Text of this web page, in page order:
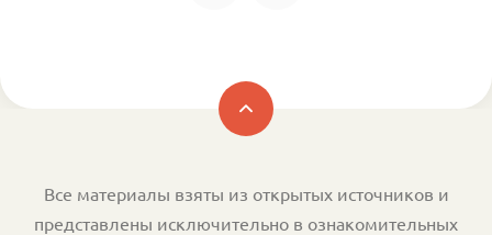
Все материалы взяты из открытых источников и
представлены исключительно в ознакомительных